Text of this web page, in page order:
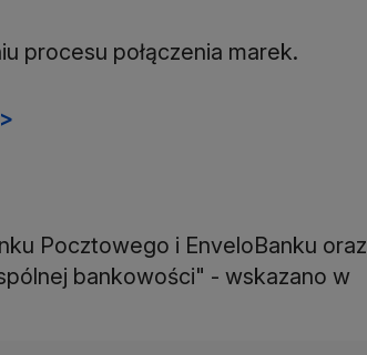
procesu połączenia marek.
Pocztowego i EnveloBanku oraz
bankowości" - wskazano w